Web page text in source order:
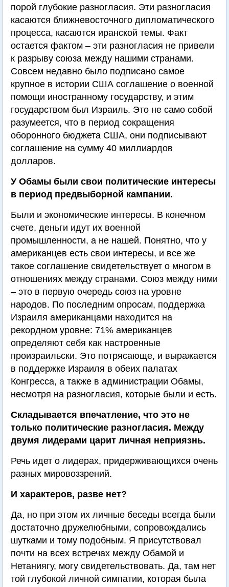
порой глубокие разногласия. Эти разногласия
касаются ближневосточного дипломатического
процесса, касаются иранской темы. Факт
остается фактом – эти разногласия не привели
к разрыву союза между нашими странами.
Совсем недавно было подписано самое
крупное в истории США соглашение о военной
помощи иностранному государству, и этим
государством был Израиль. Это не само собой
разумеется, что в период сокращения
оборонного бюджета США, они подписывают
соглашение на сумму 40 миллиардов
долларов.
У Обамы были свои политические интересы
в период предвыборной кампании.
Были и экономические интересы. В конечном
счете, деньги идут их военной
промышленности, а не нашей. Понятно, что у
американцев есть свои интересы, и все же
такое соглашение свидетельствует о многом в
отношениях между странами. Союз между ними
– это в первую очередь союз на уровне
народов. По последним опросам, поддержка
Израиля американцами находится на
рекордном уровне: 71% американцев
определяют себя как настроенные
произраильски. Это потрясающе, и выражается
в поддержке Израиля в обеих палатах
Конгресса, а также в администрации Обамы,
несмотря на разногласия, которые были и есть.
Складывается впечатление, что это не
только политические разногласия. Между
двумя лидерами царит личная неприязнь.
Речь идет о лидерах, придерживающихся очень
разных мировоззрений.
И характеров, разве нет?
Да, но при этом их личные беседы всегда были
достаточно дружелюбными, сопровождались
шутками и тому подобным. Я присутствовал
почти на всех встречах между Обамой и
Нетаниягу, могу свидетельствовать. Да, там нет
той глубокой личной симпатии, которая была